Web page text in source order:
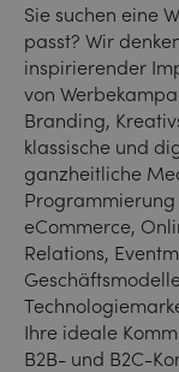
Sie suchen eine
passt? Wir
inspirierender
von
Branding,
klassische und
ganzheitliche
Programmierung
eCommerce,
Relations,
Ihre ideale
B2B- und B2C-